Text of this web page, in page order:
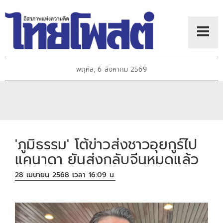
พฤหัส, 6 สิงหาคม 2569
'ภูมิธรรม' โต้ข่าวส่งชาวอุยกูร์ไป
แคนาดา ยันส่งกลับจีนหมดแล้ว
28 เมษายน 2568 เวลา 16:09 น.